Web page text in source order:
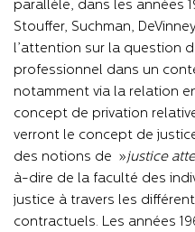
parallèle, dans les années
Stouffer, Suchman,
l’attention sur la question
professionnel dans un
notamment via la relation
concept de privation
verront le concept de
des notions de «justice
à-dire de la faculté des
justice à travers les
contractuels. Les années